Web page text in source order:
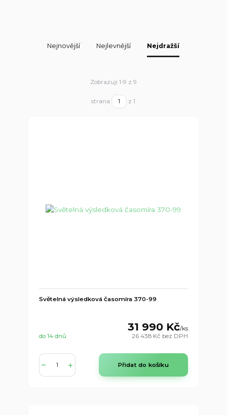
Nejnovější Nejlevnější Nejdražší
Zobrazuji 1-9 z 9
strana z 1
Světelná výsledková časomíra 370-99
31 990 Kč/ks
26 438 Kč bez DPH
do 14 dnů
Přidat do košíku